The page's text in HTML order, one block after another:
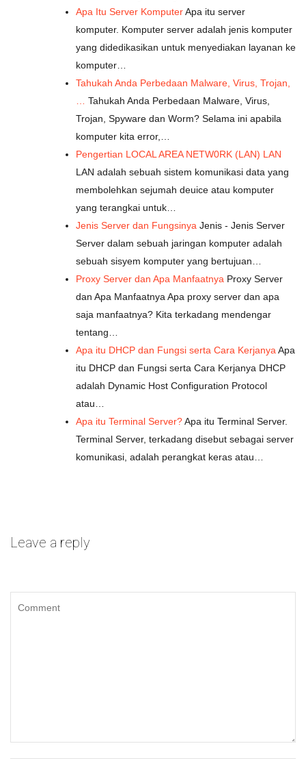
Apa Itu Server KomputerApa itu server
komputer. Komputer server adalah jenis komputer
yang didedikasikan untuk menyediakan layanan ke
komputer…
Tahukah Anda Perbedaan Malware, Virus, Trojan,
Tahukah Anda Perbedaan Malware, Virus,
Trojan, Spyware dan Worm? Selama ini apabila
komputer kita error,…
Pengertian LOCAL AREA NETW0RK (LAN) LAN
LAN adalah sebuah sistem komunikasi data yang
membolehkan sejumah deuice atau komputer
yang terangkai untuk…
Jenis Server dan Fungsinya Jenis - Jenis Server
Server dalam sebuah jaringan komputer adalah
sebuah sisyem komputer yang bertujuan…
Proxy Server dan Apa Manfaatnya Proxy Server
dan Apa Manfaatnya Apa proxy server dan apa
saja manfaatnya? Kita terkadang mendengar
tentang…
Apa itu DHCP dan Fungsi serta Cara Kerjanya Apa
itu DHCP dan Fungsi serta Cara Kerjanya DHCP
adalah Dynamic Host Configuration Protocol
atau…
Apa itu Terminal Server?Apa itu Terminal Server.
Terminal Server, terkadang disebut sebagai server
komunikasi, adalah perangkat keras atau…
Leave a reply